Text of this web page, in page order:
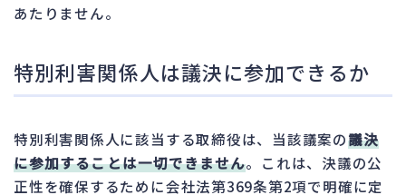
あたりません。
特別利害関係人は議決に参加できるか
特別利害関係人に該当する取締役は、当該議案の議決
に参加することは一切できません。これは、決議の公
正性を確保するために会社法第369条第2項で明確に定